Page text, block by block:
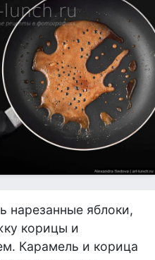
нарезанные яблоки,
корицы и
Карамель и корица